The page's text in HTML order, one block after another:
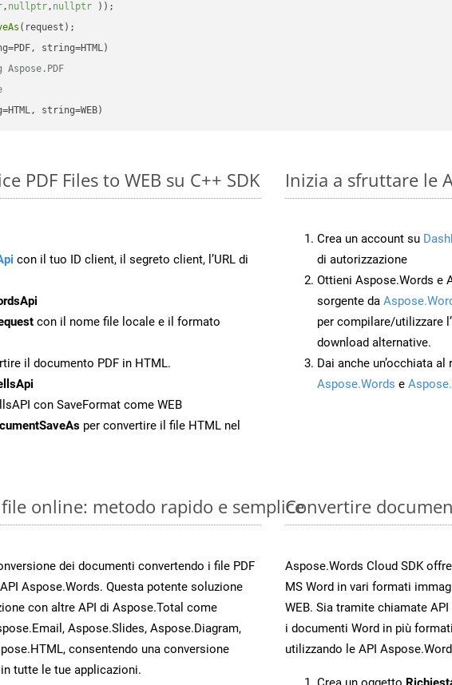
, nullptr, nullptr ))
(request);
string=WEB)
PDF Files to WEB su C++ SDK
con il tuo ID client, il segreto client, l’URL di
con il nome file locale e il formato
il documento PDF in HTML.
con SaveFormat come WEB
per convertire il file HTML nel
Inizia a sfruttare le
Crea un account su
di autorizzazione
Ottieni Aspose.Words e
sorgente da
per compilare/utilizzare
download alternative.
Dai anche un’occhiata
Aspose.Words e
online: metodo rapido e semplice
dei documenti convertendo i file PDF
Aspose.Words. Questa potente soluzione
con altre API di Aspose.Total come
Aspose.Slides, Aspose.Diagram,
consentendo una conversione
tutte le tue applicazioni.
Convertire
Aspose.Words Cloud SDK
MS Word in vari formati
WEB. Sia tramite chiamate
i documenti Word in più formati
utilizzando le API